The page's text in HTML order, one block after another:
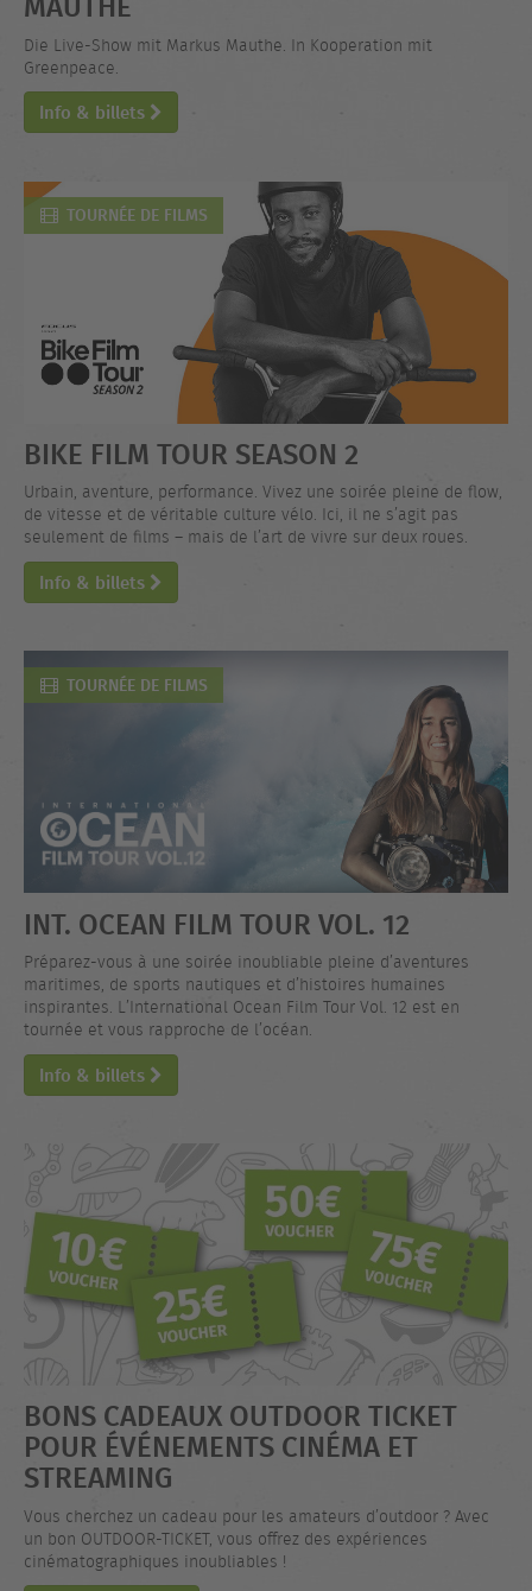
Die Live-Show mit Markus Mauthe. In Kooperation mit
Greenpeace.
Info & billets
TOURNÉE DE FILMS
BIKE FILM TOUR SEASON 2
Urbain, aventure, performance. Vivez une soirée pleine de flow,
de vitesse et de véritable culture vélo. Ici, il ne s’agit pas
seulement de films – mais de l’art de vivre sur deux roues.
Info & billets
TOURNÉE DE FILMS
INT. OCEAN FILM TOUR VOL. 12
Préparez-vous à une soirée inoubliable pleine d’aventures
maritimes, de sports nautiques et d’histoires humaines
inspirantes. L’International Ocean Film Tour Vol. 12 est en
tournée et vous rapproche de l’océan.
Info & billets
BONS CADEAUX OUTDOOR TICKET
POUR ÉVÉNEMENTS CINÉMA ET
STREAMING
Vous cherchez un cadeau pour les amateurs d’outdoor ? Avec
un bon OUTDOOR-TICKET, vous offrez des expériences
cinématographiques inoubliables !